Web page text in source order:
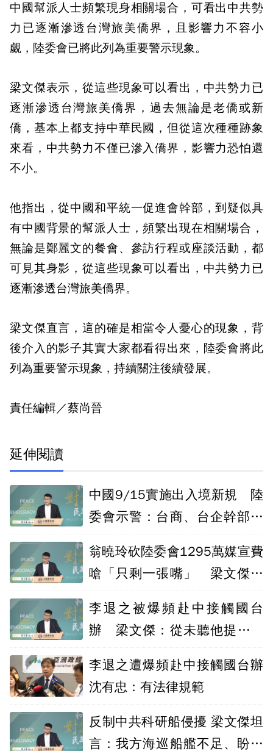
中國幫派人士頻繁現身相關場合，可看出中共勢
力已逐漸滲透台灣旅美僑界，且影響力不容小
覷，陸委會已將此列為重要警示現象。
梁文傑表示，從這些現象可以看出，中共勢力已
逐漸滲透台灣旅美僑界，過去無論是老僑或新
僑，基本上都支持中華民國，但從這次種種跡象
來看，中共勢力不僅已滲入僑界，影響力恐怕還
不小。
他指出，從中國和平統一促進會幹部，到疑似具
有中國背景的幫派人士，頻繁出現在相關場合，
無論是鄭麗文的餐會、參訪行程或座談活動，都
可見其身影，從這些現象可以看出，中共勢力已
逐漸滲透台灣旅美僑界。
梁文傑直言，這的確是相當令人憂心的現象，背
後介入的影子其實大家都看得出來，陸委會將此
列為重要警示現象，持續關注後續發展。
責任編輯／蔡尚晉
延伸閱讀
中國9/15實施出入境新規 陸
委會示警：台商、台企幹部風
翁曉玲砍陸委會1295萬媒宣費
嗆「只剩一張嘴」 梁文傑：
李退之被爆頻赴中接觸國台
辦 梁文傑：從未聽他提對岸
李退之遭爆頻赴中接觸國台辦
沈有忠：有法律規範
反制中共科研船侵擾 梁文傑坦
言：我方海巡船艦不足、盼支